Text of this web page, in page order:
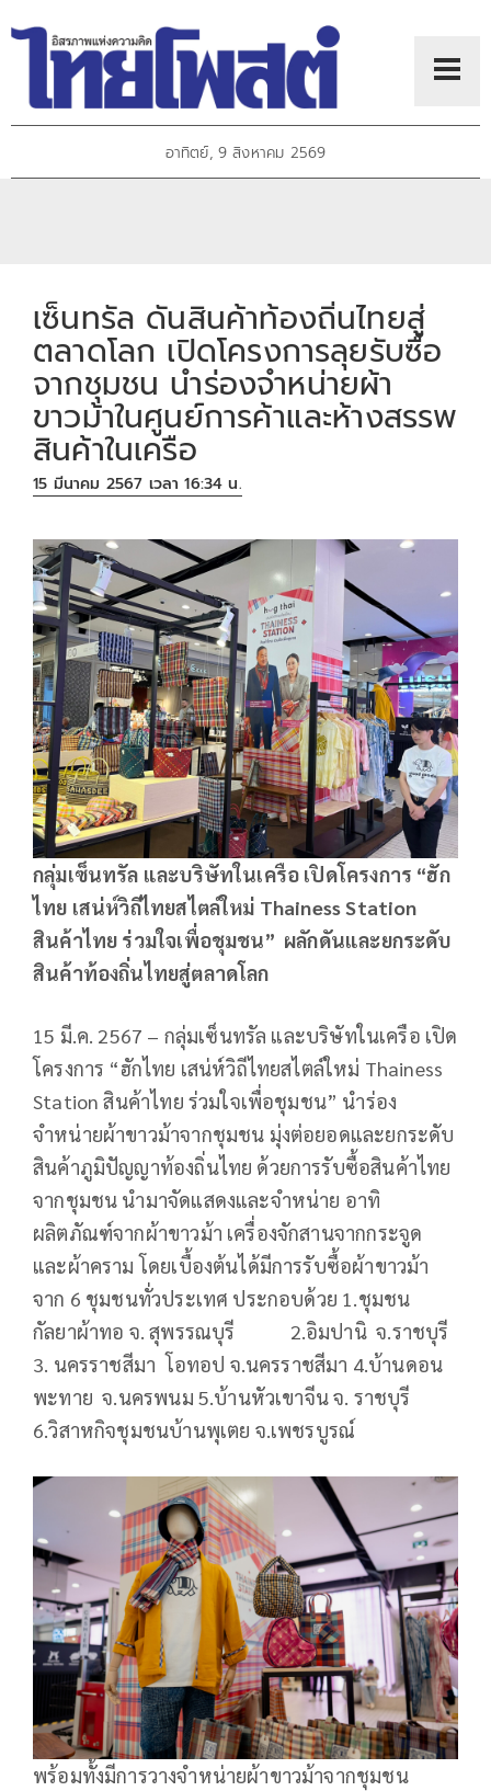
อาทิตย์, 9 สิงหาคม 2569
เซ็นทรัล ดันสินค้าท้องถิ่นไทยสู่
ตลาดโลก เปิดโครงการลุยรับซื้อ
จากชุมชน นำร่องจำหน่ายผ้า
ขาวม้าในศูนย์การค้าและห้างสรรพ
สินค้าในเครือ
15 มีนาคม 2567 เวลา 16:34 น.
กลุ่มเซ็นทรัล และบริษัทในเครือ เปิดโครงการ “ฮัก
ไทย เสน่ห์วิถีไทยสไตล์ใหม่ Thainess Station
สินค้าไทย ร่วมใจเพื่อชุมชน” ผลักดันและยกระดับ
สินค้าท้องถิ่นไทยสู่ตลาดโลก
15 มี.ค. 2567 – กลุ่มเซ็นทรัล และบริษัทในเครือ เปิด
โครงการ “ฮักไทย เสน่ห์วิถีไทยสไตล์ใหม่ Thainess
Station สินค้าไทย ร่วมใจเพื่อชุมชน” นำร่อง
จำหน่ายผ้าขาวม้าจากชุมชน มุ่งต่อยอดและยกระดับ
สินค้าภูมิปัญญาท้องถิ่นไทย ด้วยการรับซื้อสินค้าไทย
จากชุมชน นำมาจัดแสดงและจำหน่าย อาทิ
ผลิตภัณฑ์จากผ้าขาวม้า เครื่องจักสานจากกระจูด
และผ้าคราม โดยเบื้องต้นได้มีการรับซื้อผ้าขาวม้า
จาก 6 ชุมชนทั่วประเทศ ประกอบด้วย 1.ชุมชน
กัลยาผ้าทอ จ. สุพรรณบุรี 2.อิมปานิ จ.ราชบุรี
3. นครราชสีมา โอทอป จ.นครราชสีมา 4.บ้านดอน
พะทาย จ.นครพนม 5.บ้านหัวเขาจีน จ. ราชบุรี
6.วิสาหกิจชุมชนบ้านพุเตย จ.เพชรบูรณ์
พร้อมทั้งมีการวางจำหน่ายผ้าขาวม้าจากชุมชน